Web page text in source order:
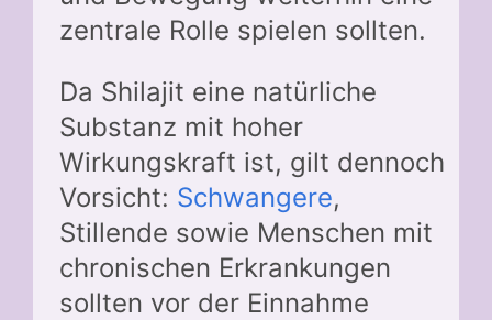
zentrale Rolle spielen sollten.
Da Shilajit eine natürliche
Substanz mit hoher
Wirkungskraft ist, gilt dennoch
Vorsicht: Schwangere,
Stillende sowie Menschen mit
chronischen Erkrankungen
sollten vor der Einnahme